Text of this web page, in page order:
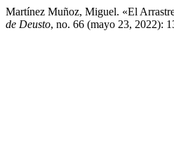
Martínez Muñoz, Miguel. «El
de Deusto, no. 66 (mayo 23, 2022):